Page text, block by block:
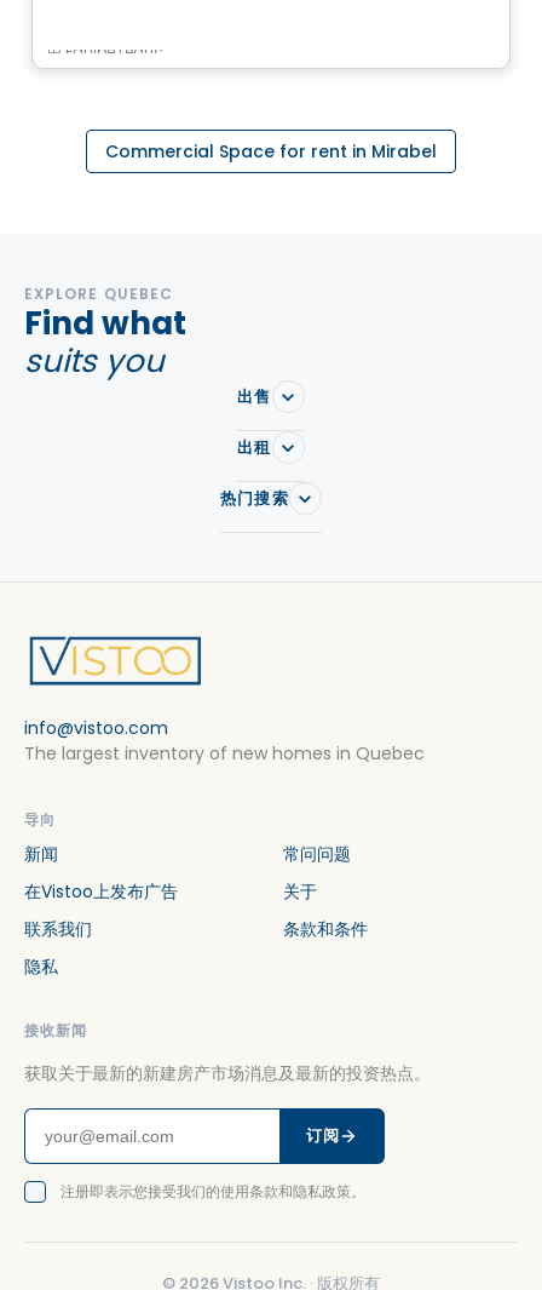
由 Équipe Leduc
Commercial Space for rent in Mirabel
EXPLORE QUEBEC
Find what
suits you
出售
出租
热门搜索
info@vistoo.com
The largest inventory of new homes in Quebec
导向
新闻
常问问题
在Vistoo上发布广告
关于
联系我们
条款和条件
隐私
接收新闻
获取关于最新的新建房产市场消息及最新的投资热点。
订阅
注册即表示您接受我们的使用条款和隐私政策。
© 2026Vistoo Inc. ·版权所有